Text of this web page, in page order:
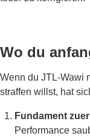
Wo du
Wenn du JTL-Wawi
straffen willst, hat
Fundament
Performance